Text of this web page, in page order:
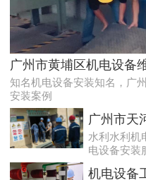
知名机电设备安装知名，广
安装案例
水利水利机
电设备安装